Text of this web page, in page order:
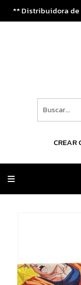
** Distribuidora
CREAR